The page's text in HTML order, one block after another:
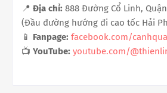
📍 Địa chỉ: 888 Đường Cổ Linh,
(Đầu đường hướng đi cao tốc Hải
📱 Fanpage: facebook.com/
📺 YouTube: youtube.com/